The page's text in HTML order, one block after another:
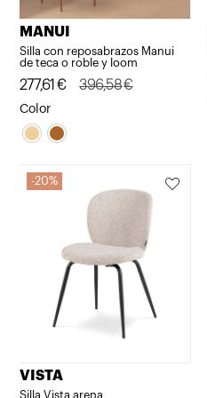
MANUI
Silla con reposabrazos Manui
de teca o roble y loom
396,58€
El
precio
original
396,58€.
277,61 €
El
precio
actual
277,61€.
Color
20%
VISTA
Silla Vista arena